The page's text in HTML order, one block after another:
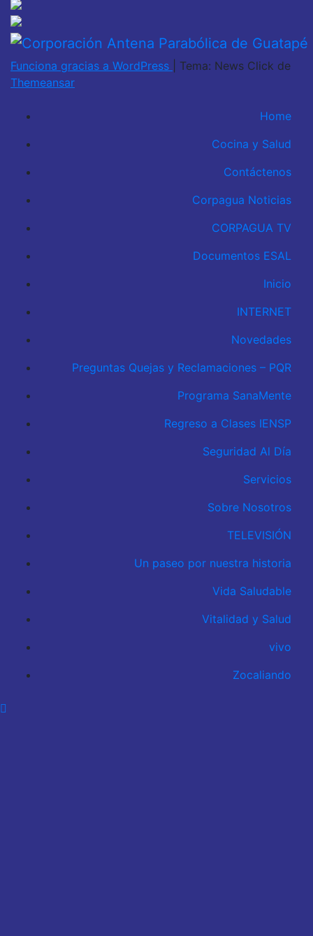
Funciona gracias a WordPress
Tema: News Click de
Themeansar
Home
Cocina y Salud
Contáctenos
Corpagua Noticias
CORPAGUA TV
Documentos ESAL
Inicio
INTERNET
Novedades
Preguntas Quejas y Reclamaciones – PQR
Programa SanaMente
Regreso a Clases IENSP
Seguridad Al Día
Servicios
Sobre Nosotros
TELEVISIÓN
Un paseo por nuestra historia
Vida Saludable
Vitalidad y Salud
vivo
Zocaliando